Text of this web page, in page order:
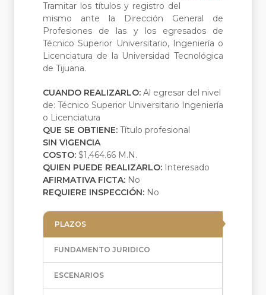
Tramitar los títulos y registro del
mismo ante la Dirección General de
Profesiones de las y los egresados de
Técnico Superior Universitario, Ingeniería o
Licenciatura de la Universidad Tecnológica
de Tijuana.
CUANDO REALIZARLO: Al egresar del nivel
de: Técnico Superior Universitario Ingeniería
o Licenciatura
QUE SE OBTIENE: Título profesional
SIN VIGENCIA
COSTO: $1,464.66 M.N.
QUIEN PUEDE REALIZARLO: Interesado
AFIRMATIVA FICTA: No
REQUIERE INSPECCIÓN: No
PLAZOS
FUNDAMENTO JURIDICO
ESCENARIOS